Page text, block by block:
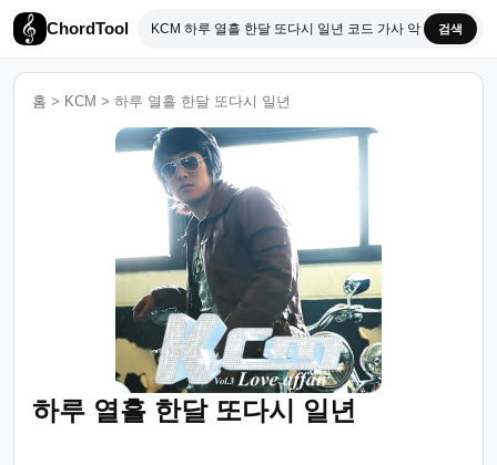
ChordTool 검색
홈 > KCM > 하루 열흘 한달 또다시 일년
하루 열흘 한달 또다시 일년